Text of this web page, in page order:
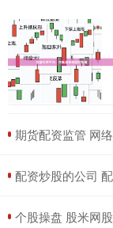
期货配资监管 网
配资炒股的公司
个股操盘 股米网